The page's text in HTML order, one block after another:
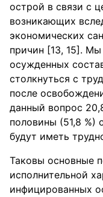
острой в связи с
возникающих
экономических
причин [13, 15]. Мы
осужденных
столкнуться с
после
данный вопрос
половины (51,8 %)
будут иметь
Таковы основные
исполнительной
инфицированных